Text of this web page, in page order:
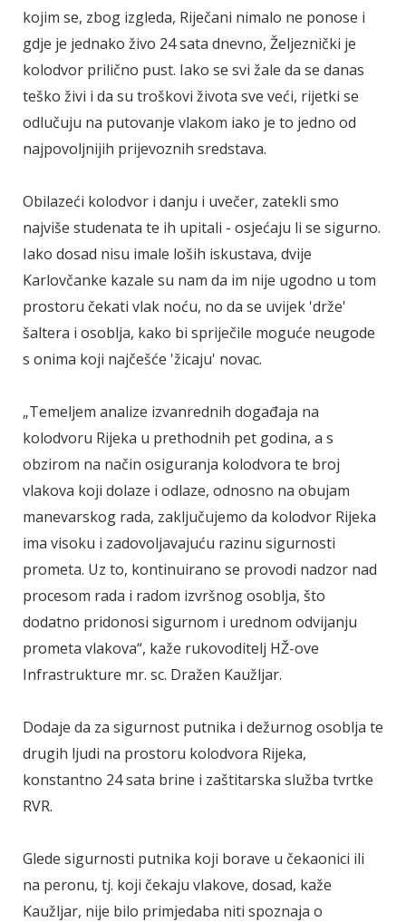
kojim se, zbog izgleda, Riječani nimalo ne ponose i
gdje je jednako živo 24 sata dnevno, Željeznički je
kolodvor prilično pust. Iako se svi žale da se danas
teško živi i da su troškovi života sve veći, rijetki se
odlučuju na putovanje vlakom iako je to jedno od
najpovoljnijih prijevoznih sredstava.
Obilazeći kolodvor i danju i uvečer, zatekli smo
najviše studenata te ih upitali - osjećaju li se sigurno.
Iako dosad nisu imale loših iskustava, dvije
Karlovčanke kazale su nam da im nije ugodno u tom
prostoru čekati vlak noću, no da se uvijek 'drže'
šaltera i osoblja, kako bi spriječile moguće neugode
s onima koji najčešće 'žicaju' novac.
„Temeljem analize izvanrednih događaja na
kolodvoru Rijeka u prethodnih pet godina, a s
obzirom na način osiguranja kolodvora te broj
vlakova koji dolaze i odlaze, odnosno na obujam
manevarskog rada, zaključujemo da kolodvor Rijeka
ima visoku i zadovoljavajuću razinu sigurnosti
prometa. Uz to, kontinuirano se provodi nadzor nad
procesom rada i radom izvršnog osoblja, što
dodatno pridonosi sigurnom i urednom odvijanju
prometa vlakova“, kaže rukovoditelj HŽ-ove
Infrastrukture mr. sc. Dražen Kaužljar.
Dodaje da za sigurnost putnika i dežurnog osoblja te
drugih ljudi na prostoru kolodvora Rijeka,
konstantno 24 sata brine i zaštitarska služba tvrtke
RVR.
Glede sigurnosti putnika koji borave u čekaonici ili
na peronu, tj. koji čekaju vlakove, dosad, kaže
Kaužljar, nije bilo primjedaba niti spoznaja o